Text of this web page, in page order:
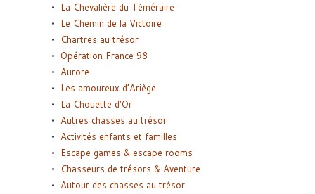
La Chevalière du Téméraire
Le Chemin de la Victoire
Chartres au trésor
Opération France 98
Aurore
Les amoureux d’Ariège
La Chouette d’Or
Autres chasses au trésor
Activités enfants et familles
Escape games & escape rooms
Chasseurs de trésors & Aventure
Autour des chasses au trésor